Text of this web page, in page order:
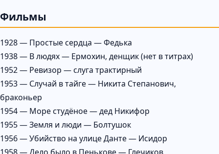
Фильмы
1928 — Простые сердца — Федька
1938 — В людях — Ермохин, денщик (нет в титрах)
1952 — Ревизор — слуга трактирный
1953 — Случай в тайге — Никита Степанович,
браконьер
1954 — Море студёное — дед Никифор
1955 — Земля и люди — Болтушок
1956 — Убийство на улице Данте — Исидор